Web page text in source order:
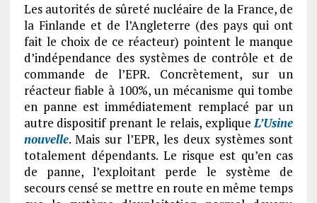
Les autorités de sûreté nucléaire de la France, de
la Finlande et de l’Angleterre (des pays qui ont
fait le choix de ce réacteur) pointent le manque
d’indépendance des systèmes de contrôle et de
commande de l’EPR. Concrètement, sur un
réacteur fiable à 100%, un mécanisme qui tombe
en panne est immédiatement remplacé par un
autre dispositif prenant le relais, expliqueL’Usine
nouvelle. Mais sur l’EPR, les deux systèmes sont
totalement dépendants. Le risque est qu’en cas
de panne, l’exploitant perde le système de
secours censé se mettre en route en même temps